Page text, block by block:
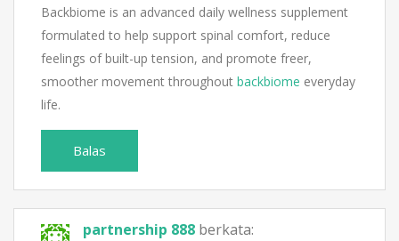
Backbiome is an advanced daily wellness supplement
formulated to help support spinal comfort, reduce
feelings of built-up tension, and promote freer,
smoother movement throughout backbiome everyday
life.
Balas
partnership 888 berkata: